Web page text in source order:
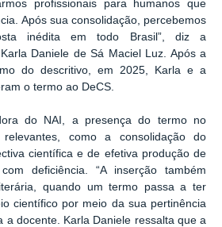
profissionais para humanos que
Após sua consolidação, percebemos
inédita em todo Brasil”, diz a
Daniele de Sá Maciel Luz. Após a
do descritivo, em 2025, Karla e a
o termo ao DeCS.
do NAI, a presença do termo no
como a consolidação do
científica e de efetiva produção de
deficiência. “A inserção também
quando um termo passa a ter
científico por meio da sua pertinência
a docente. Karla Daniele ressalta que a